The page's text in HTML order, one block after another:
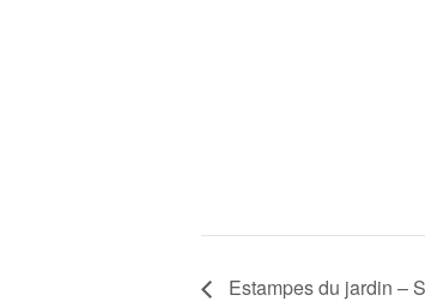
Estampes du jardin –